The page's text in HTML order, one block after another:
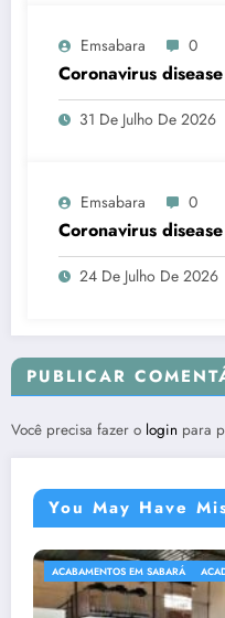
Emsabara 0
Coronavirus
31 De Julho De 2026
Emsabara 0
Coronavirus
24 De Julho De 2026
PUBLICAR
Você precisa fazer o login para
You May Have
ACABAMENTOS EM SABARÁ